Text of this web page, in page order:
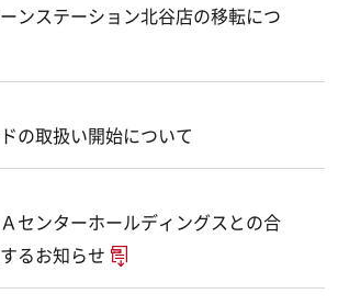
ンステーション北谷店の移転につ
の取扱い開始について
センターホールディングスとの合
るお知らせ